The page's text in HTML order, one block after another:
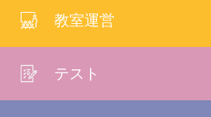
教室運営
テスト